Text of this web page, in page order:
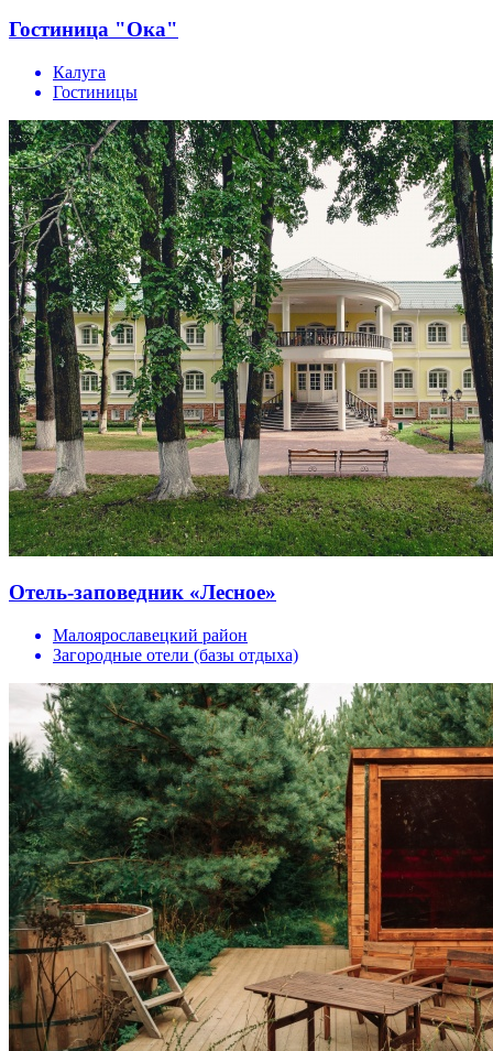
Гостиница "Ока"
Калуга
Гостиницы
Отель-заповедник «Лесное»
Малоярославецкий район
Загородные отели (базы отдыха)